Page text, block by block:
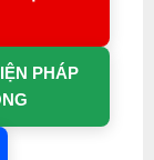
PHÁP